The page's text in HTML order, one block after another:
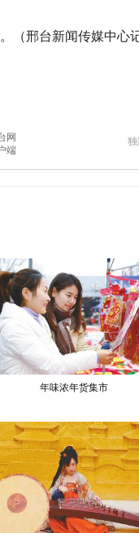
（邢台新闻传媒中心
独
年味浓年货集市